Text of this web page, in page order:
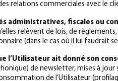
relations commerciales avec le
administratives, fiscales ou
relèvent de lois, de
(dans le cas où il lui faudrait
l’Utilisateur ait donné son
de newsletter, mises à
de l’Utilisateur